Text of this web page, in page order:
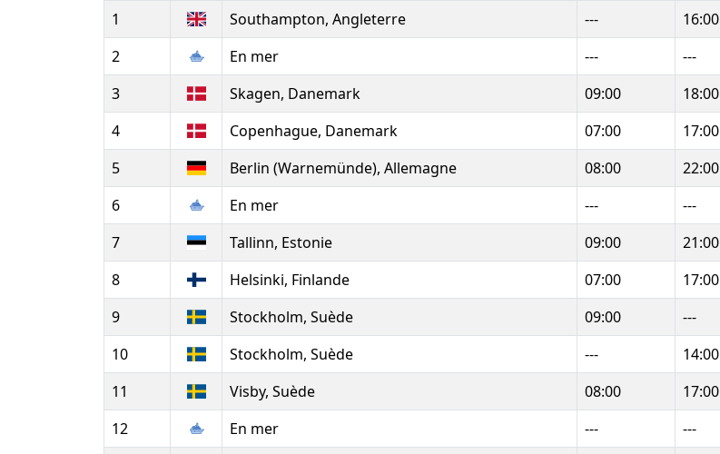
1
Southampton, Angleterre ---
16:00
2
En mer ---
---
3
Skagen, Danemark 09:00
18:00
4
Copenhague, Danemark 07:00
17:00
5
Berlin (Warnemünde), Allemagne 08:00
22:00
6
En mer ---
---
7
Tallinn, Estonie 09:00
21:00
8
Helsinki, Finlande 07:00
17:00
9
Stockholm, Suède 09:00
---
10
Stockholm, Suède ---
14:00
11
Visby, Suède 08:00
17:00
12
En mer ---
---